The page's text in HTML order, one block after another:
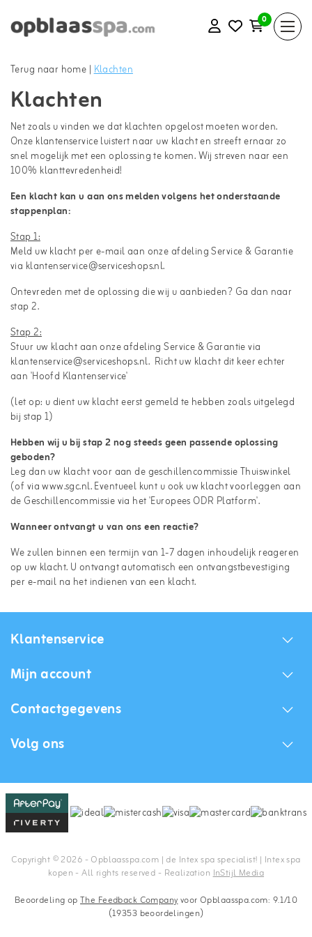
0
Terug naar home |Klachten
Klachten
Net zoals u vinden we dat klachten opgelost moeten worden.
Onze klantenservice luistert naar uw klacht en streeft ernaar zo
snel mogelijk met een oplossing te komen. Wij streven naar een
100% klanttevredenheid!
Een klacht kan u aan ons melden volgens het onderstaande
stappenplan:
Stap 1:
Meld uw klacht per e-mail aan onze afdeling Service & Garantie
via klantenservice@serviceshops.nl.
Ontevreden met de oplossing die wij u aanbieden? Ga dan naar
stap 2.
Stap 2:
Stuur uw klacht aan onze afdeling Service & Garantie via
klantenservice@serviceshops.nl. Richt uw klacht dit keer echter
aan 'Hoofd Klantenservice'
(let op: u dient uw klacht eerst gemeld te hebben zoals uitgelegd
bij stap 1)
Hebben wij u bij stap 2 nog steeds geen passende oplossing
geboden?
Leg dan uw klacht voor aan degeschillencommissie Thuiswinkel
(of viawww.sgc.nl. Eventueel kunt u ook uw klacht voorleggen aan
de Geschillencommissie via het 'Europees ODR Platform'.
Wanneer ontvangt u van ons een reactie?
We zullen binnen een termijn van 1-7 dagen inhoudelijk reageren
op uw klacht. U ontvangt automatisch een ontvangstbevestiging
per e-mail na het indienen van een klacht.
Klantenservice
Mijn account
Contactgegevens
Volg ons
Copyright © 2026 - Opblaasspa.com | de Intex spa specialist! | Intex spa
kopen - All rights reserved - RealizationInStijl Media
Beoordeling opThe Feedback Companyvoor Opblaasspa.com: 9.1/10
(19353 beoordelingen)